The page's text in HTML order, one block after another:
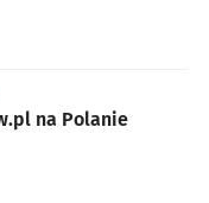
na Polanie